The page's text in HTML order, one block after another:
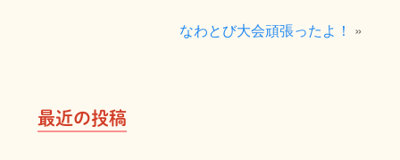
なわとび大会頑張ったよ！ »
最近の投稿